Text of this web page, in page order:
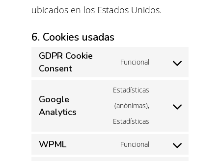
ubicados en los Estados Unidos.
6. Cookies usadas
GDPR Cookie
Consent
Funcional
Consent
consent
Google
Analytics
Estadísticas
(anónimas),
Estadísticas
Consent
service
WPML Funcional
Consent